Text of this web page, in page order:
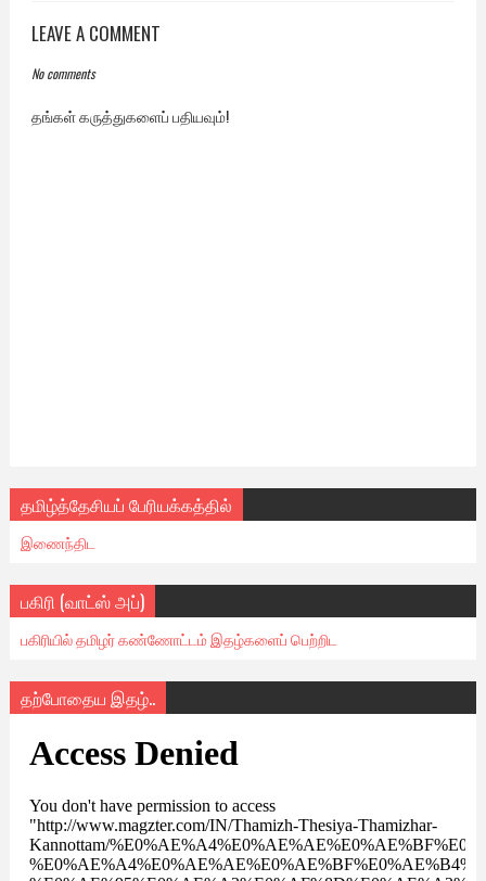
LEAVE A COMMENT
No comments
தங்கள் கருத்துகளைப் பதியவும்!
தமிழ்த்தேசியப் பேரியக்கத்தில்
இணைந்திட
பகிரி (வாட்ஸ் அப்)
பகிரியில் தமிழர் கண்ணோட்டம் இதழ்களைப் பெற்றிட
தற்போதைய இதழ்..